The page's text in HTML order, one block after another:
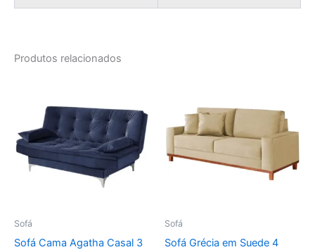
Produtos relacionados
Sofá
Sofá Cama Agatha Casal 3
Sofá
Sofá Grécia em Suede 4